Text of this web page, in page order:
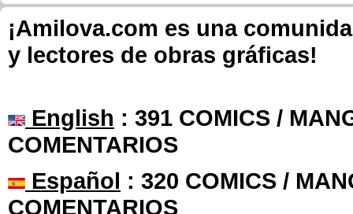
¡Amilova.com es una
y lectores de obras gráficas!
English : 391 COMICS /
COMENTARIOS
Español : 320 COMICS /
COMENTARIOS